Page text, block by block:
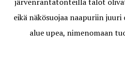
eikä näkösuojaa naapuriin
alue upea, nimenomaan